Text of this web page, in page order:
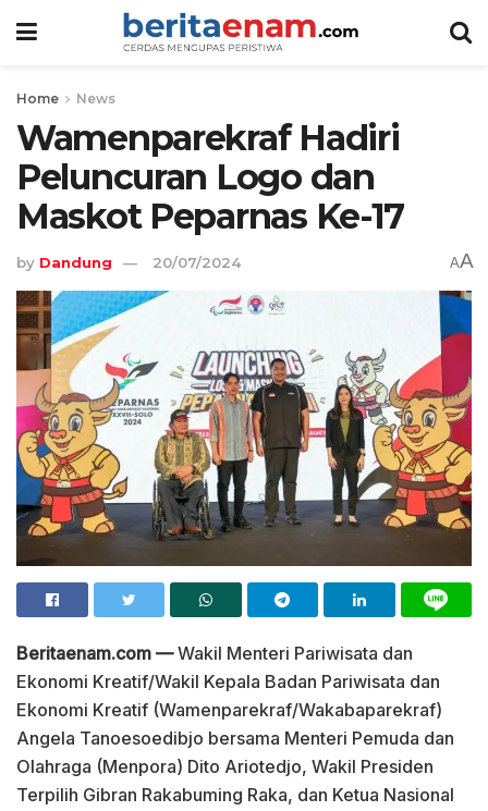
Home News
Wamenparekraf Hadiri
Peluncuran Logo dan
Maskot Peparnas Ke-17
by Dandung 20/07/2024 AA
Beritaenam.com —Wakil Menteri Pariwisata dan
Ekonomi Kreatif/Wakil Kepala Badan Pariwisata dan
Ekonomi Kreatif (Wamenparekraf/Wakabaparekraf)
Angela Tanoesoedibjo bersama Menteri Pemuda dan
Olahraga (Menpora) Dito Ariotedjo, Wakil Presiden
Terpilih Gibran Rakabuming Raka, dan Ketua Nasional